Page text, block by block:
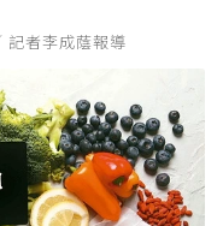
記者李成蔭報導